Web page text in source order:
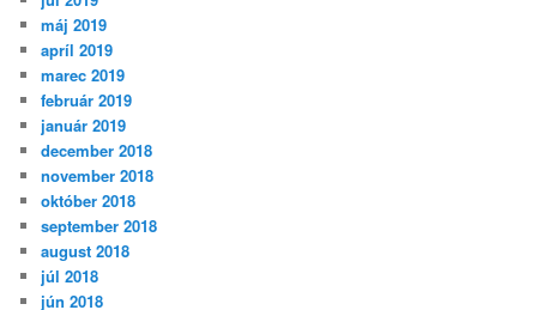
máj 2019
apríl 2019
marec 2019
február 2019
január 2019
december 2018
november 2018
október 2018
september 2018
august 2018
júl 2018
jún 2018